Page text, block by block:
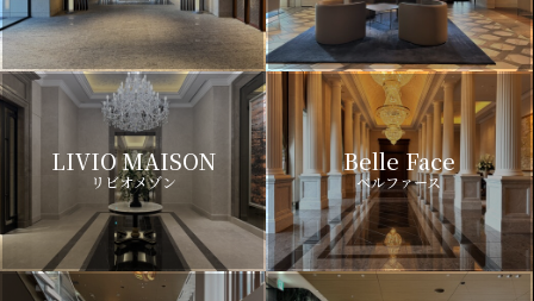
LIVIO MAISON
リビオメゾン
Belle Face
ベルファース